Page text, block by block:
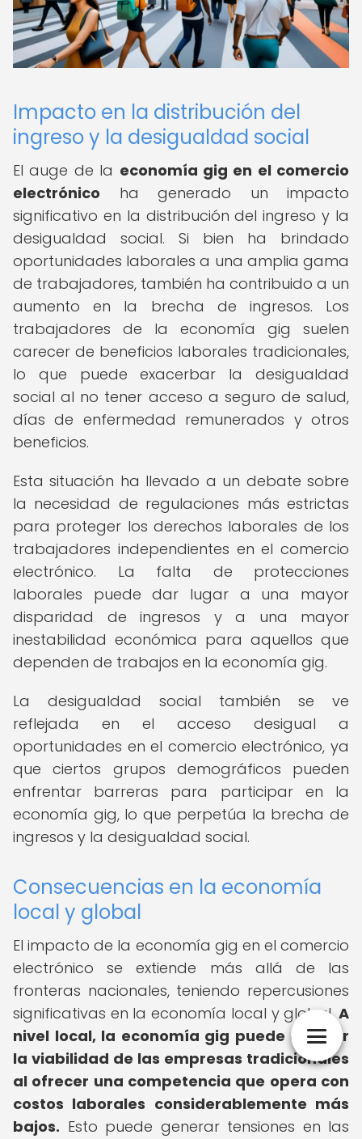
Impacto en la distribución del
ingreso y la desigualdad social
El auge de la economía gig en el comercio
electrónico ha generado un impacto
significativo en la distribución del ingreso y la
desigualdad social. Si bien ha brindado
oportunidades laborales a una amplia gama
de trabajadores, también ha contribuido a un
aumento en la brecha de ingresos. Los
trabajadores de la economía gig suelen
carecer de beneficios laborales tradicionales,
lo que puede exacerbar la desigualdad
social al no tener acceso a seguro de salud,
días de enfermedad remunerados y otros
beneficios.
Esta situación ha llevado a un debate sobre
la necesidad de regulaciones más estrictas
para proteger los derechos laborales de los
trabajadores independientes en el comercio
electrónico. La falta de protecciones
laborales puede dar lugar a una mayor
disparidad de ingresos y a una mayor
inestabilidad económica para aquellos que
dependen de trabajos en la economía gig.
La desigualdad social también se ve
reflejada en el acceso desigual a
oportunidades en el comercio electrónico, ya
que ciertos grupos demográficos pueden
enfrentar barreras para participar en la
economía gig, lo que perpetúa la brecha de
ingresos y la desigualdad social.
Consecuencias en la economía
local y global
El impacto de la economía gig en el comercio
electrónico se extiende más allá de las
fronteras nacionales, teniendo repercusiones
significativas en la economía local y global.A
nivel local, la economía gig puede afectar
la viabilidad de las empresas tradicionales
al ofrecer una competencia que opera con
costos laborales considerablemente más
bajos. Esto puede generar tensiones en las